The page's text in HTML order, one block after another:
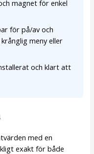
magnet för enkel
för på/av och
meny eller
och klart att
med en
exakt för både